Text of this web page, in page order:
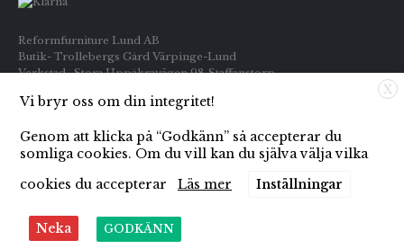
Reformfurniture Lund AB
Butik- Trollebergs Gård Värpinge-Lund
Verkstad- Stora Uppåkravägen 98 Staffanstorp
Telefon: Butiken 0709-269916
E-post: info@reformfurniture.se
© Copyright 2021
X
Vi bryr oss om din integritet!
Genom att klicka på “Godkänn” så accepterar du
somliga cookies. Om du vill kan du själva välja vilka
cookies du accepterar
Läs mer Inställningar
Neka GODKÄNN